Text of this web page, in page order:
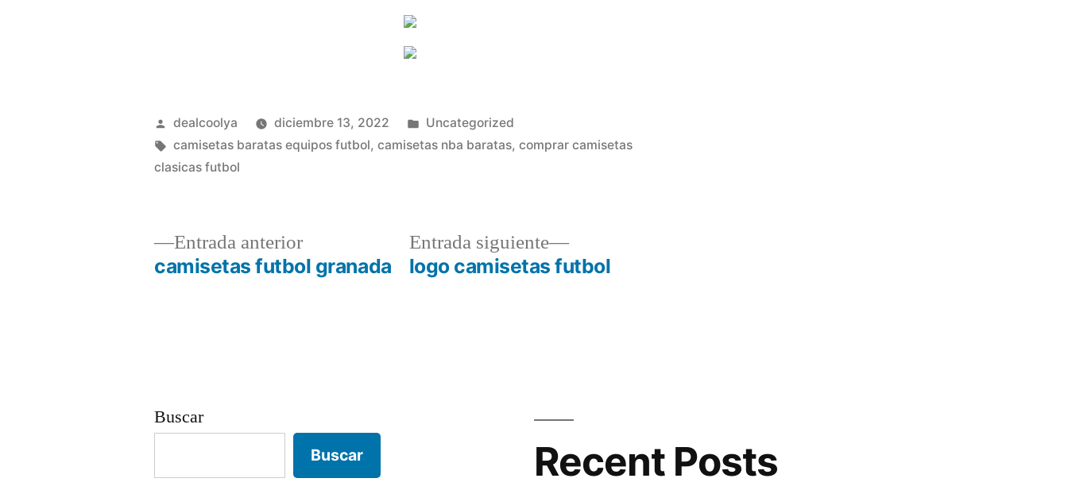
Publicado
por
dealcoolya diciembre 13, 2022
Publicado
en
Uncategorized
Etiquetas:
camisetas baratas equipos futbol,camisetas nba baratas,comprar camisetas
clasicas futbol
Navegación
Entrada anteriorEntrada
anterior:
camisetas futbol granada
Entrada siguiente
Entrada
siguiente:
logo camisetas futbol
Buscar
Buscar Recent Posts